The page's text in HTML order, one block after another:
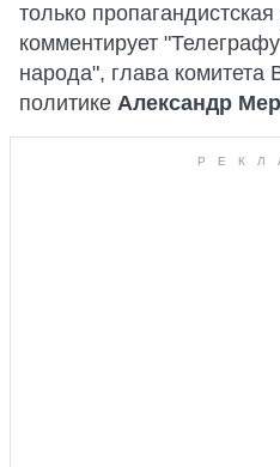
только
комментирует
народа", глава
политике Александр